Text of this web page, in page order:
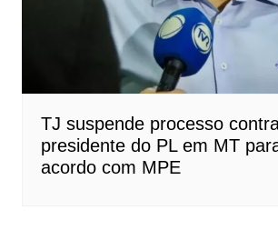
TJ suspende processo
presidente do PL em MT
acordo com MPE